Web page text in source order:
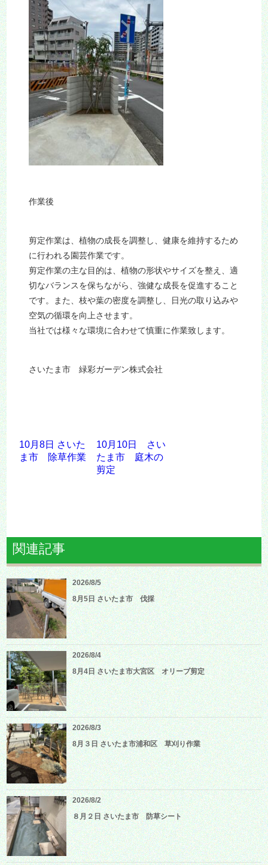
作業後
剪定作業は、植物の成長を調整し、健康を維持するため
に行われる園芸作業です。
剪定作業の主な目的は、植物の形状やサイズを整え、適
切なバランスを保ちながら、強健な成長を促進すること
です。また、枝や葉の密度を調整し、日光の取り込みや
空気の循環を向上させます。
当社では様々な環境に合わせて慎重に作業致します。
さいたま市 緑彩ガーデン株式会社
10月8日 さいた
ま市 除草作業
10月10日 さい
たま市 庭木の
剪定
関連記事
2026/8/5
8月5日 さいたま市 伐採
2026/8/4
8月4日 さいたま市大宮区 オリーブ剪定
2026/8/3
8月３日 さいたま市浦和区 草刈り作業
2026/8/2
８月２日 さいたま市 防草シート